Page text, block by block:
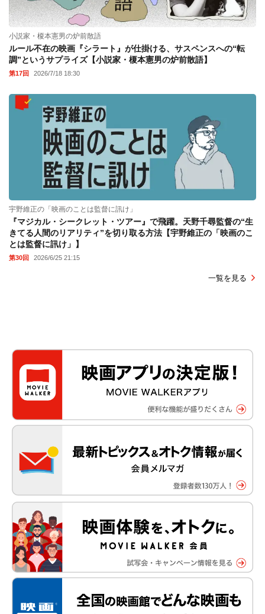
小説家・榎本憲男の炉前散語
ルール不在の映画『シラート』が仕掛ける、サスペンスへの“転
調”というサプライズ【小説家・榎本憲男の炉前散語】
第17回 2026/7/18 18:30
宇野維正の「映画のことは監督に訊け」
『マジカル・シークレット・ツアー』で飛躍。天野千尋監督の“生
きてる人間のリアリティ”を切り取る方法【宇野維正の「映画のこ
とは監督に訊け」】
第30回 2026/6/25 21:15
一覧を見る